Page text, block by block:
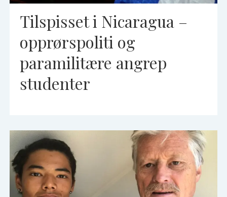
Tilspisset i Nicaragua –
opprørspoliti og
paramilitære angrep
studenter